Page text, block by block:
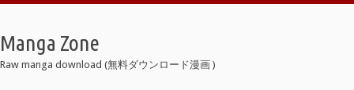
Manga Zone
Raw manga download (無料ダウンロード漫画 )